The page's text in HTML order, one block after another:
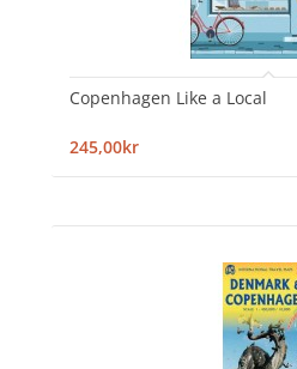
Copenhagen Like a Local
245,00kr